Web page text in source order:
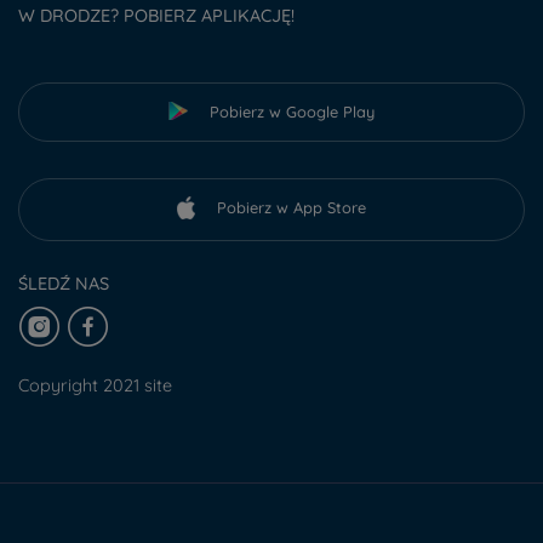
W DRODZE? POBIERZ APLIKACJĘ!
Pobierz w Google Play
Pobierz w App Store
ŚLEDŹ NAS
Copyright 2021 site